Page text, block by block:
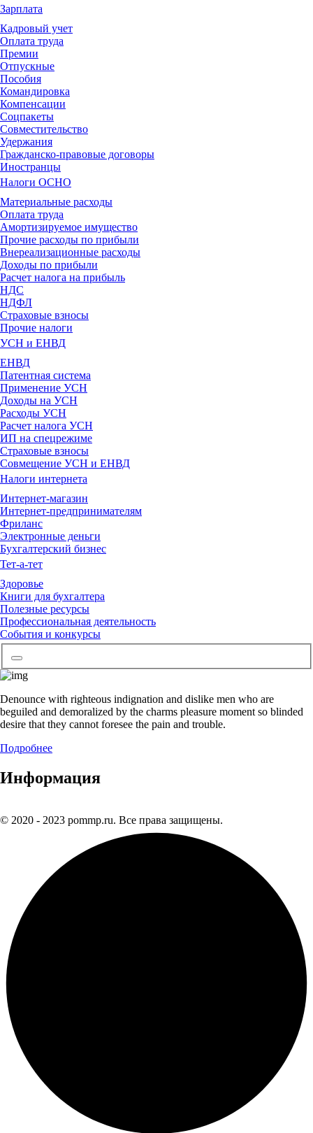
Зарплата
Кадровый учет
Оплата труда
Премии
Отпускные
Пособия
Командировка
Компенсации
Соцпакеты
Совместительство
Удержания
Гражданско-правовые договоры
Иностранцы
Налоги ОСНО
Материальные расходы
Оплата труда
Амортизируемое имущество
Прочие расходы по прибыли
Внереализационные расходы
Доходы по прибыли
Расчет налога на прибыль
НДС
НДФЛ
Страховые взносы
Прочие налоги
УСН и ЕНВД
ЕНВД
Патентная система
Применение УСН
Доходы на УСН
Расходы УСН
Расчет налога УСН
ИП на спецрежиме
Страховые взносы
Совмещение УСН и ЕНВД
Налоги интернета
Интернет-магазин
Интернет-предпринимателям
Фриланс
Электронные деньги
Бухгалтерский бизнес
Тет-а-тет
Здоровье
Книги для бухгалтера
Полезные ресурсы
Профессиональная деятельность
События и конкурсы
Denounce with righteous indignation and dislike men who are
beguiled and demoralized by the charms pleasure moment so blinded
desire that they cannot foresee the pain and trouble.
Подробнее
Информация
© 2020 - 2023 pommp.ru. Все права защищены.